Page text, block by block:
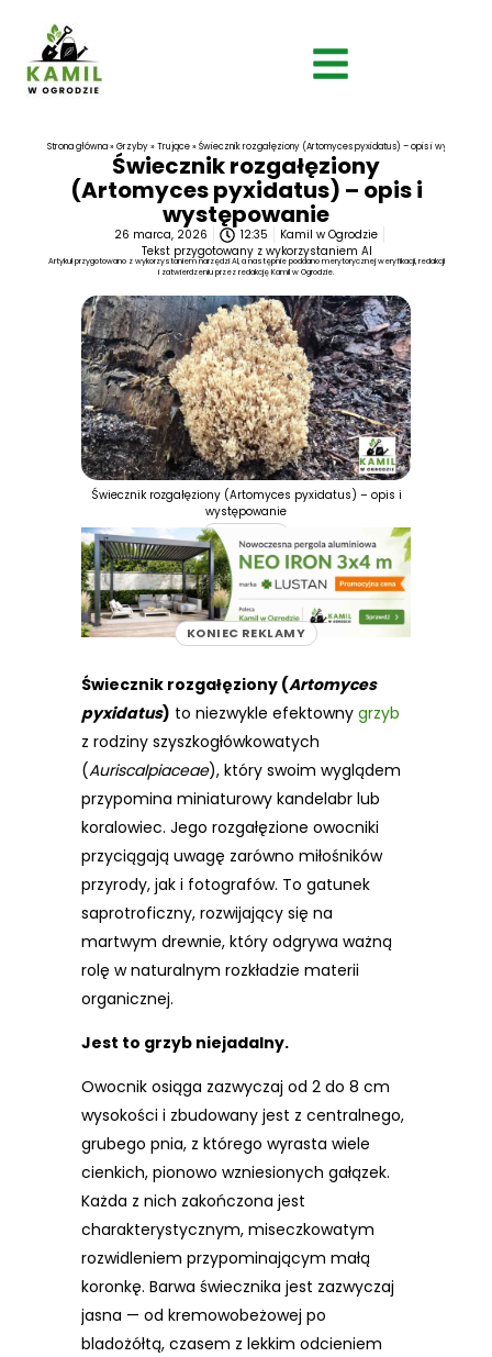
Strona główna»Grzyby»Trujące»Świecznik rozgałęziony (Artomyces pyxidatus) – opis i
Świecznik rozgałęziony
(Artomyces pyxidatus) – opis i
występowanie
26 marca, 2026 12:35
Kamil w Ogrodzie
Tekst przygotowany z wykorzystaniem AI
Artykuł przygotowano z wykorzystaniem narzędzi AI, a następnie poddano merytorycznej weryfikacji, redakcji
i zatwierdzeniu przez redakcję Kamil w Ogrodzie.
Świecznik rozgałęziony (Artomyces pyxidatus) – opis i
występowanie
REKLAMA
KONIEC REKLAMY
Świecznik rozgałęziony (Artomyces
pyxidatus) to niezwykle efektowny grzyb
z rodziny szyszkogłówkowatych
(Auriscalpiaceae), który swoim wyglądem
przypomina miniaturowy kandelabr lub
koralowiec. Jego rozgałęzione owocniki
przyciągają uwagę zarówno miłośników
przyrody, jak i fotografów. To gatunek
saprotroficzny, rozwijający się na
martwym drewnie, który odgrywa ważną
rolę w naturalnym rozkładzie materii
organicznej.
Jest to grzyb niejadalny.
Owocnik osiąga zazwyczaj od 2 do 8 cm
wysokości i zbudowany jest z centralnego,
grubego pnia, z którego wyrasta wiele
cienkich, pionowo wzniesionych gałązek.
Każda z nich zakończona jest
charakterystycznym, miseczkowatym
rozwidleniem przypominającym małą
koronkę. Barwa świecznika jest zazwyczaj
jasna — od kremowobeżowej po
bladożółtą, czasem z lekkim odcieniem